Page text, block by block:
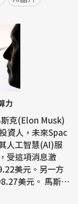
力
克(Elon Musk)
資人，未來Spac
人工智慧(AI)服
美元。另一方
元。 馬斯克